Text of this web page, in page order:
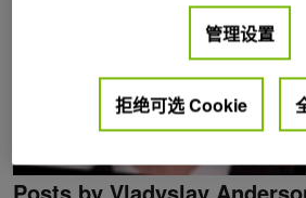
管理设置
拒绝可选 Cookie